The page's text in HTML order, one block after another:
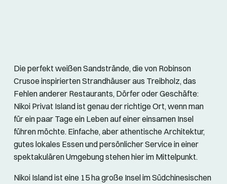
Die perfekt weißen Sandstrände, die von Robinson
Crusoe inspirierten Strandhäuser aus Treibholz, das
Fehlen anderer Restaurants, Dörfer oder Geschäfte:
Nikoi Privat Island ist genau der richtige Ort, wenn man
für ein paar Tage ein Leben auf einer einsamen Insel
führen möchte. Einfache, aber athentische Architektur,
gutes lokales Essen und persönlicher Service in einer
spektakulären Umgebung stehen hier im Mittelpunkt.
Nikoi Island ist eine 15 ha große Insel im Südchinesischen